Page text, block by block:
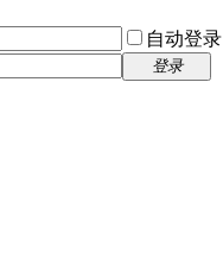
自动登录
登录